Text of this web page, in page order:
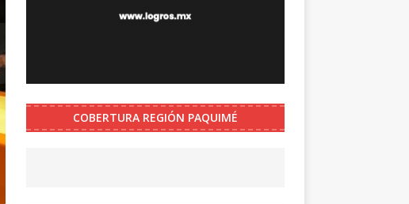
COBERTURA REGIÓN PAQUIMÉ